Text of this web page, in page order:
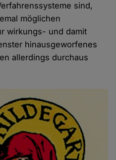
sind,
möglichen
wirkungs- und damit
hinausgeworfenes
allerdings durchaus